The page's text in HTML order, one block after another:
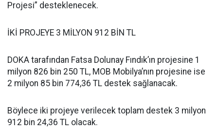
Projesi” desteklenecek.
İKİ PROJEYE 3 MİLYON 912 BİN TL
DOKA tarafından Fatsa Dolunay Fındık’ın projesine 1
milyon 826 bin 250 TL, MOB Mobilya’nın projesine ise
2 milyon 85 bin 774,36 TL destek sağlanacak.
Böylece iki projeye verilecek toplam destek 3 milyon
912 bin 24,36 TL olacak.